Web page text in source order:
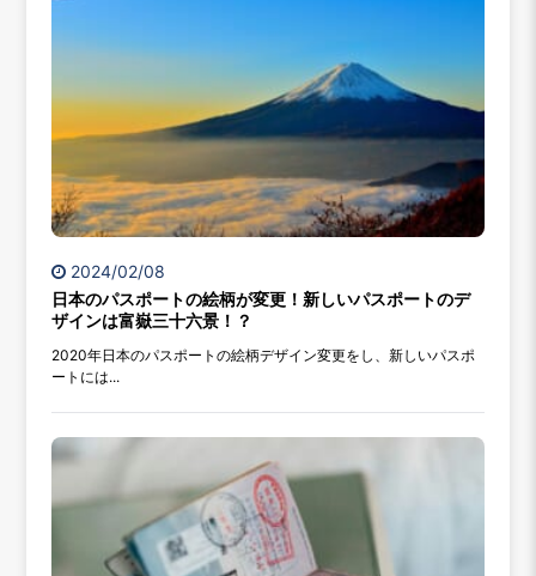
2024/02/08
日本のパスポートの絵柄が変更！新しいパスポートのデ
ザインは富嶽三十六景！？
2020年日本のパスポートの絵柄デザイン変更をし、新しいパスポ
ートには...